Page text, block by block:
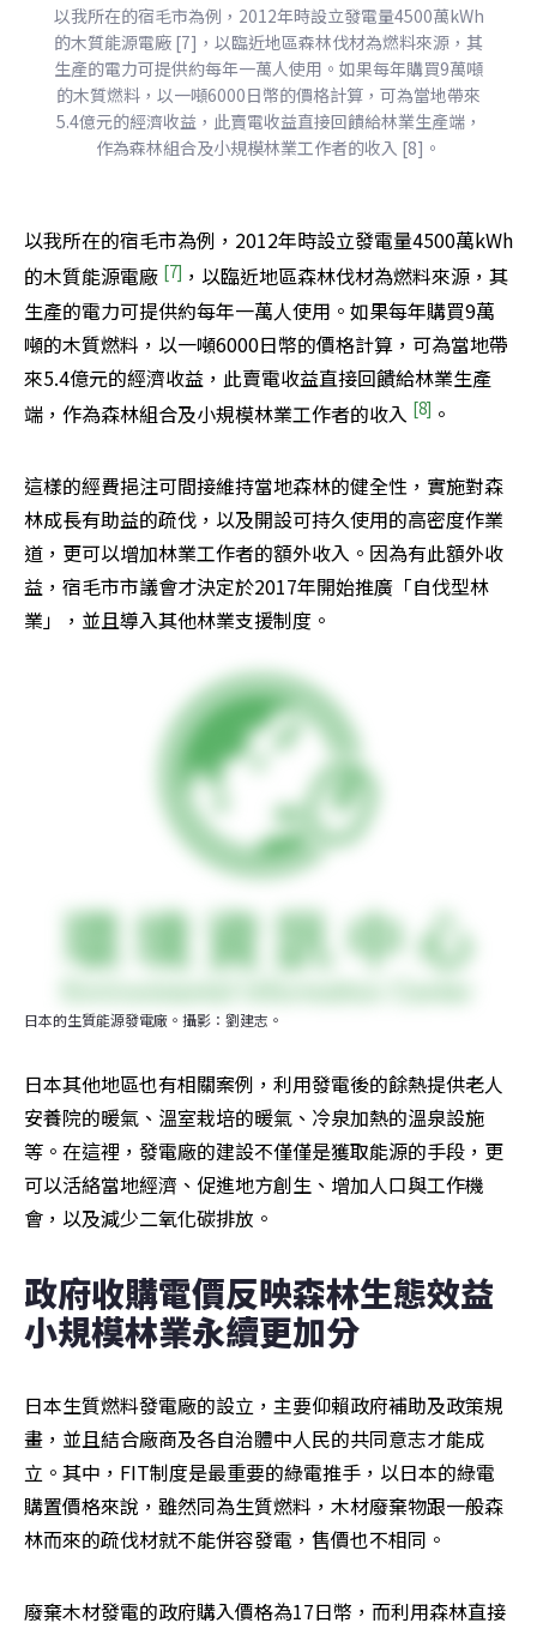
以我所在的宿毛市為例，2012年時設立發電量4500萬kWh
的木質能源電廠 [7]，以臨近地區森林伐材為燃料來源，其
生產的電力可提供約每年一萬人使用。如果每年購買9萬噸
的木質燃料，以一噸6000日幣的價格計算，可為當地帶來
5.4億元的經濟收益，此賣電收益直接回饋給林業生產端，
作為森林組合及小規模林業工作者的收入 [8]。
以我所在的宿毛市為例，2012年時設立發電量4500萬kWh
的木質能源電廠 [7] ，以臨近地區森林伐材為燃料來源，其
生產的電力可提供約每年一萬人使用。如果每年購買9萬
噸的木質燃料，以一噸6000日幣的價格計算，可為當地帶
來5.4億元的經濟收益，此賣電收益直接回饋給林業生產
端，作為森林組合及小規模林業工作者的收入 [8] 。
這樣的經費挹注可間接維持當地森林的健全性，實施對森
林成長有助益的疏伐，以及開設可持久使用的高密度作業
道，更可以增加林業工作者的額外收入。因為有此額外收
益，宿毛市市議會才決定於2017年開始推廣「自伐型林
業」，並且導入其他林業支援制度。
日本的生質能源發電廠。攝影：劉建志。
日本其他地區也有相關案例，利用發電後的餘熱提供老人
安養院的暖氣、溫室栽培的暖氣、冷泉加熱的溫泉設施
等。在這裡，發電廠的建設不僅僅是獲取能源的手段，更
可以活絡當地經濟、促進地方創生、增加人口與工作機
會，以及減少二氧化碳排放。
政府收購電價反映森林生態效益
小規模林業永續更加分
日本生質燃料發電廠的設立，主要仰賴政府補助及政策規
畫，並且結合廠商及各自治體中人民的共同意志才能成
立。其中，FIT制度是最重要的綠電推手，以日本的綠電
購置價格來說，雖然同為生質燃料，木材廢棄物跟一般森
林而來的疏伐材就不能併容發電，售價也不相同。
廢棄木材發電的政府購入價格為17日幣，而利用森林直接